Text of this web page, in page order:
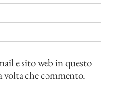
e sito web in questo
volta che commento.